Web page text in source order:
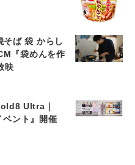
そば 袋 からし
『袋めんを作
映
Ultra｜
ント』開催